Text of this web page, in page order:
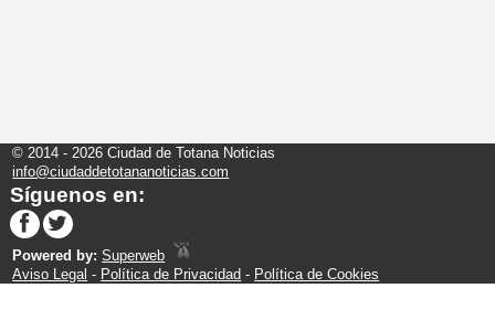
© 2014 - 2026 Ciudad de Totana Noticias
info@ciudaddetotananoticias.com
Síguenos en:
Powered by:Superweb
Aviso Legal - Política de Privacidad - Política de Cookies